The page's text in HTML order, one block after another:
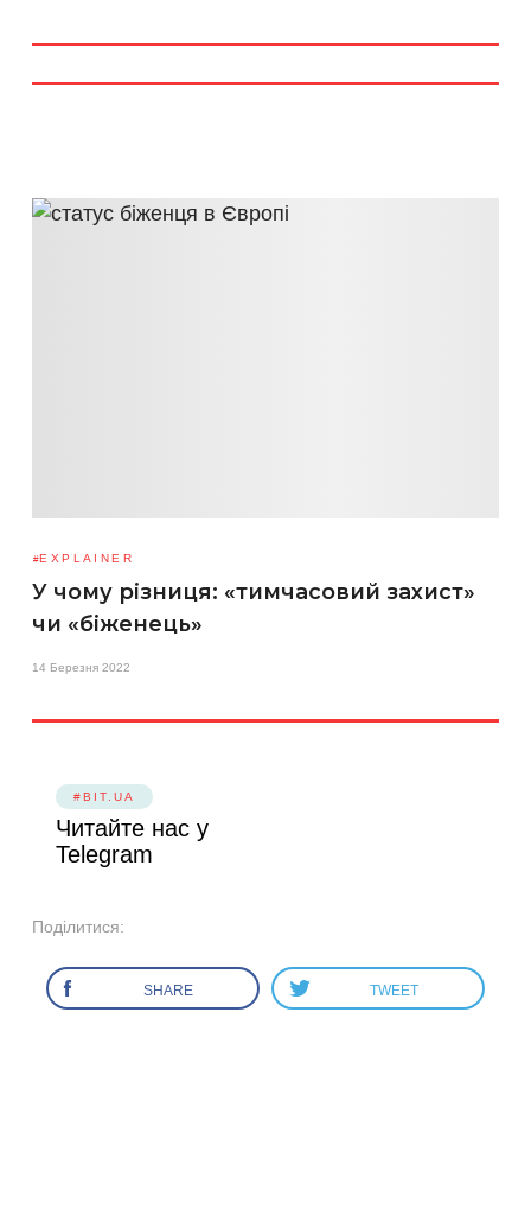
EXPLAINER
У чому різниця: «тимчасовий захист»
чи «біженець»
14 Березня 2022
#BIT.UA
Читайте нас у
Telegram
Поділитися:
SHARE TWEET